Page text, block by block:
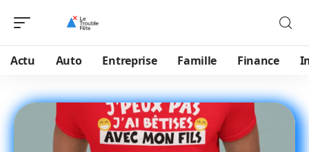
Actu Auto Entreprise Famille Finance